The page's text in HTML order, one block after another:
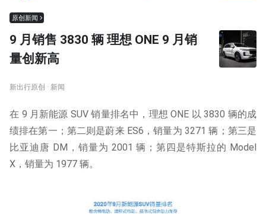
原创新闻
9 月销售 3830 辆 理想 ONE 9 月销
量创新高
新出行原创 · 新闻
在 9 月新能源 SUV 销量排名中，理想 ONE 以 3830 辆的成
绩排在第一；第二则是蔚来 ES6，销量为 3271 辆；第三是
比亚迪唐 DM，销量为 2001 辆；第四是特斯拉的 Model
X，销量为 1977 辆。